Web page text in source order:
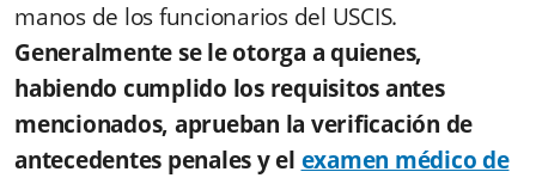
manos de los funcionarios del USCIS.
Generalmente se le otorga a quienes,
habiendo cumplido los requisitos antes
mencionados, aprueban la verificación de
antecedentes penales y el examen médico de